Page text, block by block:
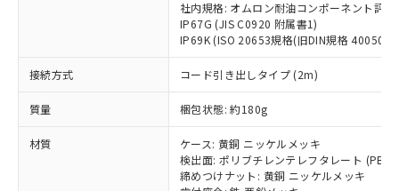
社内規格: オムロン耐油コンポーネント評
IP67G (JIS C0920 附属書1)
IP69K (ISO 20653規格(旧DIN規格 40050
接続方式 コード引き出しタイプ (2m)
質量 梱包状態: 約180g
材質
ケース: 黄銅 ニッケルメッキ
検出面: ポリブチレンテレフタレート (PBT)
締めつけナット: 黄銅 ニッケルメッキ
ムロン制御機器販売店・当社販売員に
ご相談ください。
オムロン制御機器販売店や当社販売拠
販売ネットワーク
」をご確認
在庫状況および標準価格結果を当社の
事前の承諾なく第三者に漏洩または開
示しないようお願いします。
マイパーツ機能（部品リスト作成サー
（DBP） 1000ppm以下、フタル酸ジイソブチル
但し、RoHS指令で産業用監視および制御機器に対する
フタル酸エステル類の４物質については閾値を超える意
図的な使用がないことを確認しています。
※2 対応予定月
部品在庫の切り替え状況などにより、予定
月が前後することがあります。
イソブチル) : 1000ppm、 BBP(フタル酸ブチルベンジ
DEHP(フタル酸ビス(2-エチルヘキシル)) : 1000ppm
※2 環境保護使用期限
「ｅ」：有害物質（10物質）のすべてが基
準値以下であることを示します。
「10」：通常の使用状況下において有害物
質が外部に漏えいし、環境に深刻な影響を
いよう必要な手段を講じます。
当社は貴社製品を、核兵器、ミサイ
ル、化学兵器、生物兵器またはその他
武器並びにこれらの製造装置等に一切
使用いたしません。
当社は、貴社製品を第三者に販売する
場合は、上記1、2および3の内容を当
該第三者に通知します。また当社は、
販売先および販売に係わる関係者が違
法に輸出するおそれがある場合は、取
一定数には満たないが在庫あり
在庫なし(最新の在庫状況につ
いては、お客様のお取引先、ま
たはお客様担当のオムロン制御
機器販売店・当社販売員にご確
認ください)
受注生産機種、また在庫状況の